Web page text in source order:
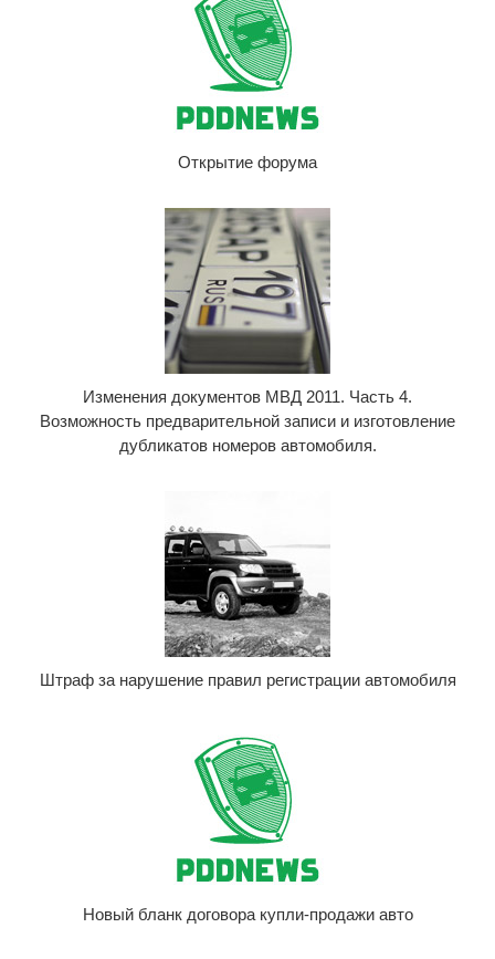
Открытие форума
Изменения документов МВД 2011. Часть 4.
Возможность предварительной записи и изготовление
дубликатов номеров автомобиля.
Штраф за нарушение правил регистрации автомобиля
Новый бланк договора купли-продажи авто